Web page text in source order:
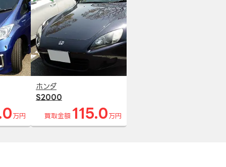
万円
ホンダ
S2000
買取金額 115.0 万円